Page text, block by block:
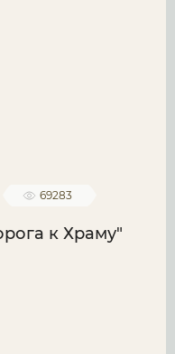
69283
к Храму"